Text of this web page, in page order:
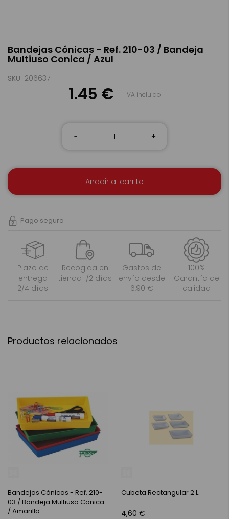
Bandejas Cónicas - Ref. 210-03 / Bandeja
Multiuso Conica / Azul
SKU 206637
1.45 € IVA incluido
- +
Añadir al carrito
Pago seguro
Plazo de
entrega
2/4 días
Recogida en
tienda 1/2 días
Gastos de
envío desde
6,90 €
100%
Garantía de
calidad
al
comienzo
la
Productos relacionados
Bandejas Cónicas - Ref. 210-
03 / Bandeja Multiuso Conica
/ Amarillo
Cubeta Rectangular 2 L.
4,60 €